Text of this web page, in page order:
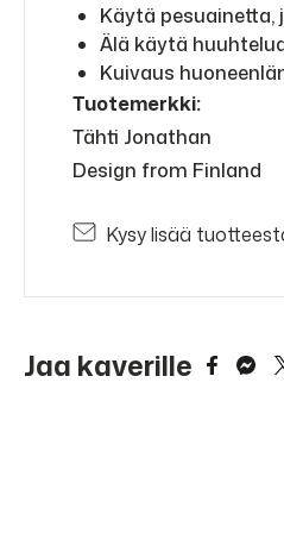
Käytä pesuainetta,
Älä käytä
Kuivaus
Tuotemerkki:
Tähti Jonathan
Design from Finland
Kysy lisää
Jaa kaverille